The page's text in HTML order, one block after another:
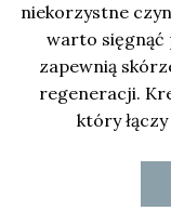
niekorzystne
warto sięgnąć
zapewnią
regeneracji.
który